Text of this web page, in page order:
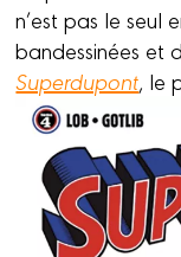
n’est pas le seul
bandessinées et
Superdupont, le